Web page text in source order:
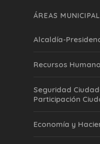
ÁREAS
Alcaldía-
Recursos
Seguridad
Participación
Economía y